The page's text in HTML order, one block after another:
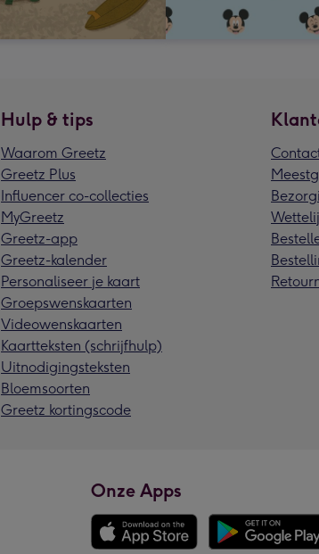
Hulp & tips
Waarom Greetz
Greetz Plus
Influencer co-collecties
MyGreetz
Greetz-app
Greetz-kalender
Personaliseer je kaart
Groepswenskaarten
Videowenskaarten
Kaartteksten (schrijfhulp)
Uitnodigingsteksten
Bloemsoorten
Greetz kortingscode
Onze Apps